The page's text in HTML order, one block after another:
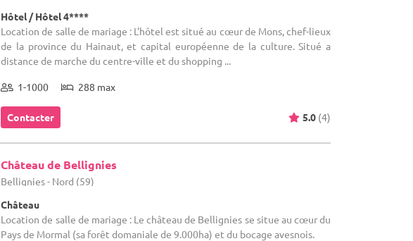
Hôtel / Hôtel 4****
Location de salle de mariage : L'hôtel est situé au cœur de Mons, chef-lieux
de la province du Hainaut, et capital européenne de la culture. Situé a
distance de marche du centre-ville et du shopping ...
1-1000 288 max
Contacter 5.0 (4)
Château de Bellignies
Bellignies - Nord (59)
Château
Location de salle de mariage : Le château de Bellignies se situe au cœur du
Pays de Mormal (sa forêt domaniale de 9.000ha) et du bocage avesnois.